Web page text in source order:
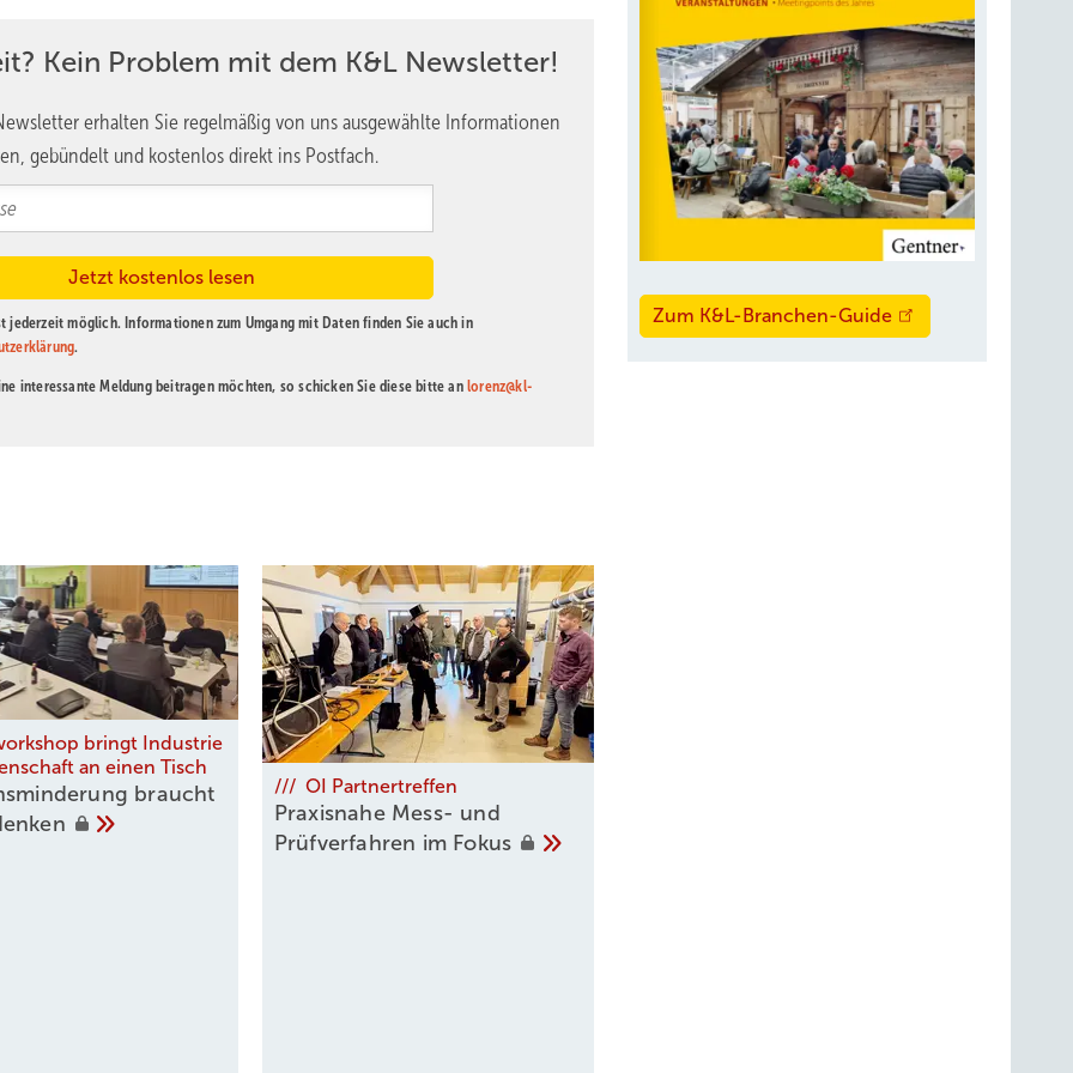
gar nicht kennen.«
am besten gefallen und was gegebenenfalls auch nicht so gut?
Einblicke in den Bau verschiedenster Anlagen bekommen. Vom
Kaminöfen und wassergeführten Anlagen bis hin zum Bau
sowie Kochherden war alles dabei. Gelegentlich hätte ich
mit den Anlagen auseinandergesetzt, was dann meine Entscheidung
dass es diesen Beruf gibt und was man da so macht. Den Beruf in
beziehungsweise anschließend offen zu besprechen, wie man sie
Azubis mitbringen, um im Job gut zu werden?
meiner Meinung nach, die wichtigsten Voraussetzungen, die ein
und technisches Verständnis sind von Vorteil.
auch den Austausch und die gelegentliche Zusammenarbeit mit anderen
gutes Netzwerk in der Branche aufbauen, das sich dann mit meiner
mit anderen immer von Neuem inspiriert, und ich finde, dass
können.
Auftraggebern?
Herz des Hauses und es ist elementar, dass er zum Haus und seinen
Kein Problem mit dem K&L Newsletter!
erhalten Sie regelmäßig von uns ausgewählte Informationen
gebündelt und kostenlos direkt ins Postfach.
jederzeit möglich. Informationen zum Umgang mit Daten finden Sie auch in
.
interessante Meldung beitragen möchten, so schicken Sie diese bitte an lorenz@kl-
bringt Industrie
an einen Tisch
braucht
/// OI Partnertreffen
Praxisnahe Mess- und
Prüfverfahren im Fokus
Zum K&L-Branchen-Guide